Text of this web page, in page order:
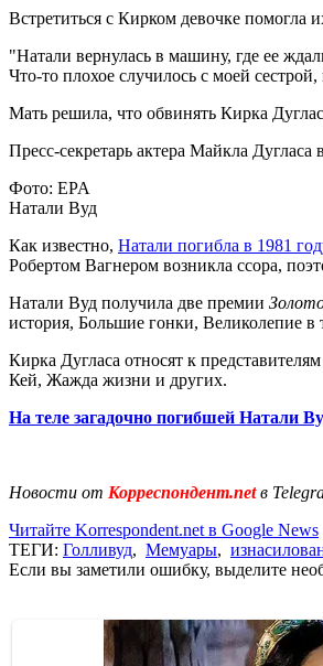
Встретиться с Кирком девочке помогла
"Натали вернулась в машину, где ее
Что-то плохое случилось с моей
Мать решила, что обвинять Кирка
Пресс-секретарь актера Майкла
Фото: EPA
Натали Вуд
Как известно, Натали погибла в 1981
Робертом Вагнером возникла ссора,
Натали Вуд получила две премии
история, Большие гонки, Великолепие
Кирка Дугласа относят к
Кей, Жажда жизни и других.
На теле загадочно погибшей Натали
Новости от Корреспондент.netв
Читайте Korrespondent.net в Google News
ТЕГИ: Голливуд, Мемуары,
Если вы заметили ошибку, выделите